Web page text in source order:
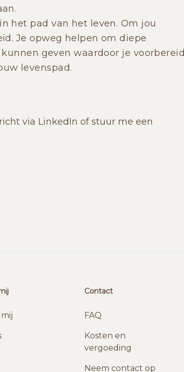
het pad van het leven. Om jou
Je opweg helpen om diepe
geven waardoor je voorbereid
levenspad.
via LinkedIn of stuur me een
Contact
FAQ
Kosten en
vergoeding
Neem contact op